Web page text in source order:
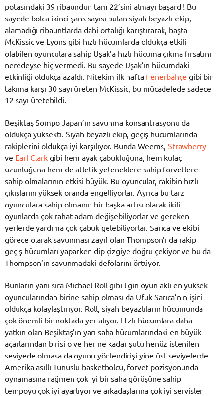
potasındaki 39 ribaundun tam 22’sini almayı başardı! Bu
sayede bolca ikinci şans sayısı bulan siyah beyazlı ekip,
alamadığı ribauntlarda dahi ortalığı karıştırarak, başta
McKissic ve Lyons gibi hızlı hücumlarda oldukça etkili
olabilen oyunculara sahip Uşak’a hızlı hücuma çıkma fırsatını
neredeyse hiç vermedi. Bu sayede Uşak’ın hücumdaki
etkinliği oldukça azaldı. Nitekim ilk hafta Fenerbahçe gibi bir
takıma karşı 30 sayı üreten McKissic, bu mücadelede sadece
12 sayı üretebildi.
Beşiktaş Sompo Japan’ın savunma konsantrasyonu da
oldukça yüksekti. Siyah beyazlı ekip, geçiş hücumlarında
rakiplerini oldukça iyi karşılıyor. Bunda Weems, Strawberry
ve Earl Clark gibi hem ayak çabukluğuna, hem kulaç
uzunluğuna hem de atletik yeteneklere sahip forvetlere
sahip olmalarının etkisi büyük. Bu oyuncular, rakibin hızlı
çıkışlarını yüksek oranda engelliyorlar. Ayrıca bu tarz
oyunculara sahip olmanın bir başka artısı olarak ikili
oyunlarda çok rahat adam değişebiliyorlar ve gereken
yerlerde yardıma çok çabuk gelebiliyorlar. Sarıca ve ekibi,
görece olarak savunması zayıf olan Thompson’ı da rakip
geçiş hücumları yaparken dip çizgiye doğru çekiyor ve bu da
Thompson’ın savunmadaki defolarını örtüyor.
Bunların yanı sıra Michael Roll gibi ligin oyun aklı en yüksek
oyuncularından birine sahip olması da Ufuk Sarıca’nın işini
oldukça kolaylaştırıyor. Roll, siyah beyazlıların hücumunda
çok önemli bir noktada yer alıyor. Hızlı hücumlara daha
yatkın olan Beşiktaş’ın yarı saha hücumlarındaki en büyük
açarlarından birisi o ve her ne kadar şutu henüz istenilen
seviyede olmasa da oyunu yönlendirişi yine üst seviyelerde.
Amerika asıllı Tunuslu basketbolcu, forvet pozisyonunda
oynamasına rağmen çok iyi bir saha görüşüne sahip,
tempoyu çok iyi ayarlıyor ve arkadaşlarına çok iyi servisler